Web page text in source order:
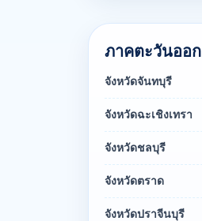
ภาคตะวันออก
จังหวัดจันทบุรี
จังหวัดฉะเชิงเทรา
จังหวัดชลบุรี
จังหวัดตราด
จังหวัดปราจีนบุรี